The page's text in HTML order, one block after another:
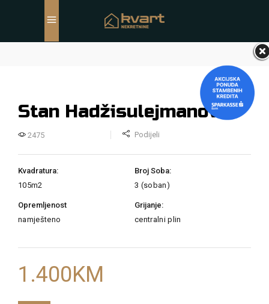
Stan Hadžisulejmanova
2475 Podijeli
Kvadratura:
105m2
Broj Soba:
3 (soban)
Opremljenost
namješteno
Grijanje:
centralni plin
1.400KM